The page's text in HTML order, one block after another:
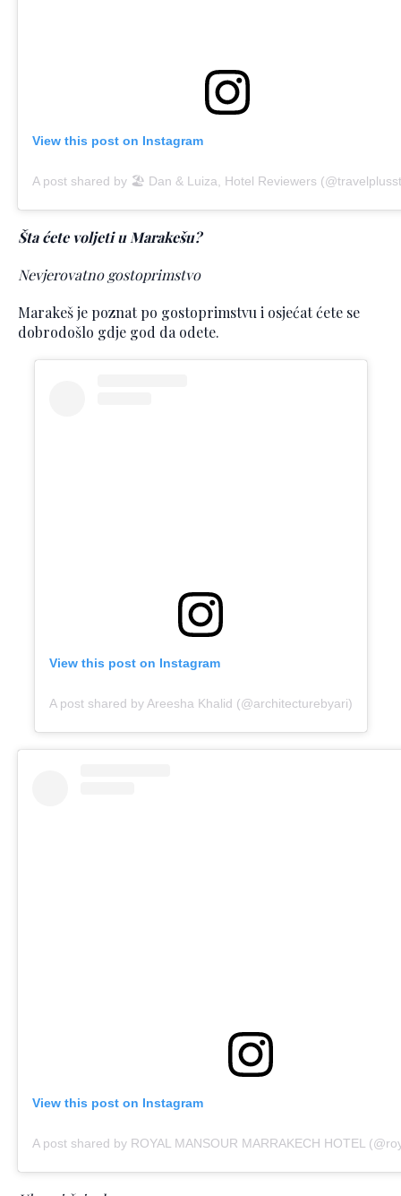
View this post on Instagram
A post shared by 🏖 Dan & Luiza, Hotel Reviewers
Šta ćete voljeti u Marakešu?
Nevjerovatno gostoprimstvo
Marakeš je poznat po gostoprimstvu i osjećat ćete se
dobrodošlo gdje god da odete.
View this post on Instagram
A post shared by Areesha Khalid (@architecturebyari)
View this post on Instagram
A post shared by ROYAL MANSOUR MARRAKECH HOTEL